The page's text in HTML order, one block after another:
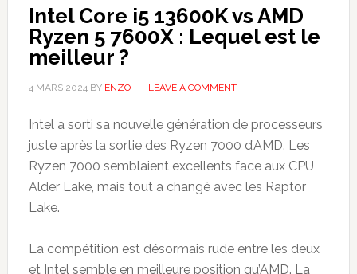
Intel Core i5 13600K vs AMD
Ryzen 5 7600X : Lequel est le
meilleur ?
4 MARS 2024BY ENZO LEAVE A COMMENT
Intel a sorti sa nouvelle génération de processeurs
juste après la sortie des Ryzen 7000 d’AMD. Les
Ryzen 7000 semblaient excellents face aux CPU
Alder Lake, mais tout a changé avec les Raptor
Lake.
La compétition est désormais rude entre les deux
et Intel semble en meilleure position qu’AMD. La